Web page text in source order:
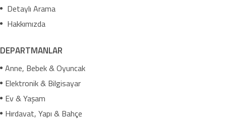
Detaylı Arama
Hakkımızda
DEPARTMANLAR
Anne, Bebek & Oyuncak
Elektronik & Bilgisayar
Ev & Yaşam
Hırdavat, Yapı & Bahçe